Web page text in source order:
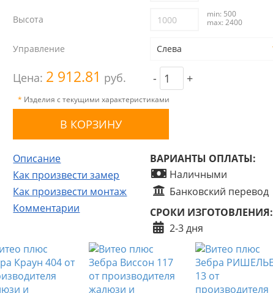
Высота
min: 500
max: 2400
Управление Слева
Цена: 2 912.81 руб. - +
* Изделия с текущими характеристиками
Описание
Как произвести замер
Как произвести монтаж
Комментарии
ВАРИАНТЫ ОПЛАТЫ:
Наличными
Банковский перевод
СРОКИ ИЗГОТОВЛЕНИЯ:
2-3 дня